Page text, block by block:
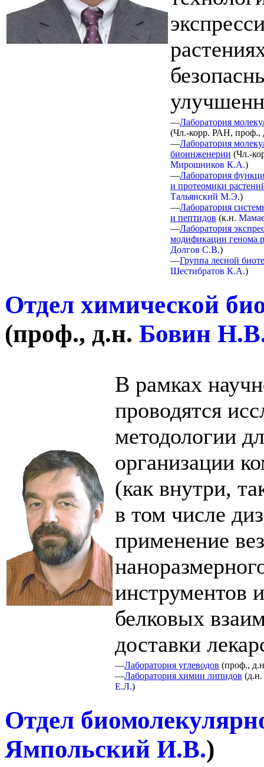
—Лаборатория
(Чл.-корр. РАН, проф.,
—Лаборатория
биоинженерии (Чл.-
Мирошников К.А.)
—Лаборатория
и протеомики
Тальянский М.Э.)
—Лаборатория
и пептидов (к.н.
—Лаборатория
модификации генома
Долгов С.В.)
—Группа лесной
Шестибратов К.А.)
Отдел химической
(проф., д.н. Бовин
В рамках
проводятся
методологии
организации
(как внутри,
в том числе
применение
инструментов
белковых
доставки
—Лаборатория углеводов (проф.,
—Лаборатория химии липидов (д.н.
Е.Л.)
Отдел
Ямпольский И.В.)